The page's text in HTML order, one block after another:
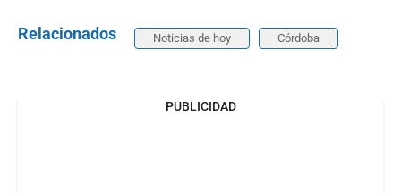
Relacionados Noticias de hoy Córdoba
PUBLICIDAD